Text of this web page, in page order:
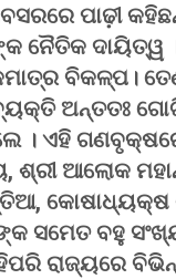
ପାଢ଼ୀ
ନୈତିକ ଦାୟିତ୍ୱ ।
ବିକଳ୍ପ। ତେଣୁ
ଅନ୍ତତଃ
। ଏହି
ଶ୍ରୀ ଆଲୋକ
ସମେତ ବହୁ
ରାଜ୍ୟରେ